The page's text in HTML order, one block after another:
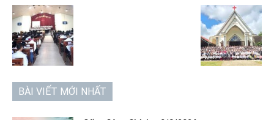
BÀI VIẾT MỚI NHẤT